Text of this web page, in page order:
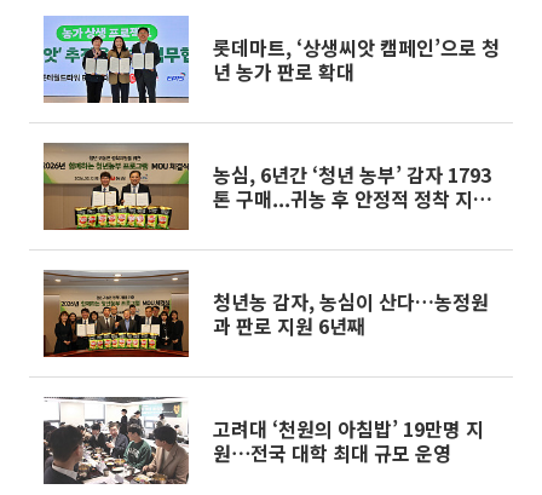
롯데마트, ‘상생씨앗 캠페인’으로 청
년 농가 판로 확대
농심, 6년간 ‘청년 농부’ 감자 1793
톤 구매...귀농 후 안정적 정착 지원
청년농 감자, 농심이 산다…농정원
과 판로 지원 6년째
고려대 ‘천원의 아침밥’ 19만명 지
원⋯전국 대학 최대 규모 운영